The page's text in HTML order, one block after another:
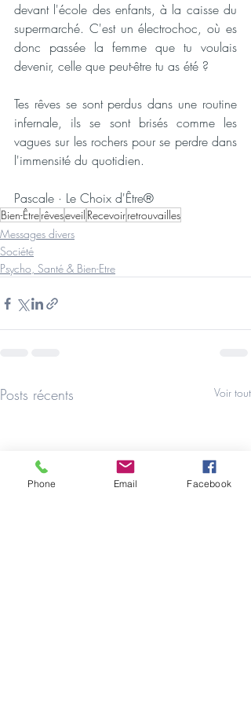
devant l'école des enfants, à la caisse du
supermarché. C'est un électrochoc, où es
donc passée la femme que tu voulais
devenir, celle que peut-être tu as été ?
Tes rêves se sont perdus dans une routine
infernale, ils se sont brisés comme les
vagues sur les rochers pour se perdre dans
l'immensité du quotidien.
Pascale · Le Choix d'Être®
Bien-Êtrerêveseveil Recevoirretrouvailles
Messages divers
Société
Psycho, Santé & Bien-Etre
Posts récents Voir tout
Phone Email Facebook